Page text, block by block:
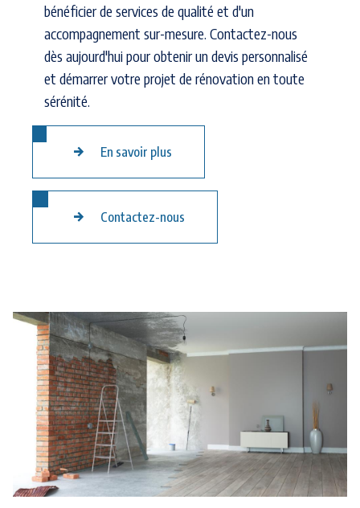
bénéficier de services de qualité et d'un
accompagnement sur-mesure. Contactez-nous
dès aujourd'hui pour obtenir un devis personnalisé
et démarrer votre projet de rénovation en toute
sérénité.
En savoir plus
Contactez-nous